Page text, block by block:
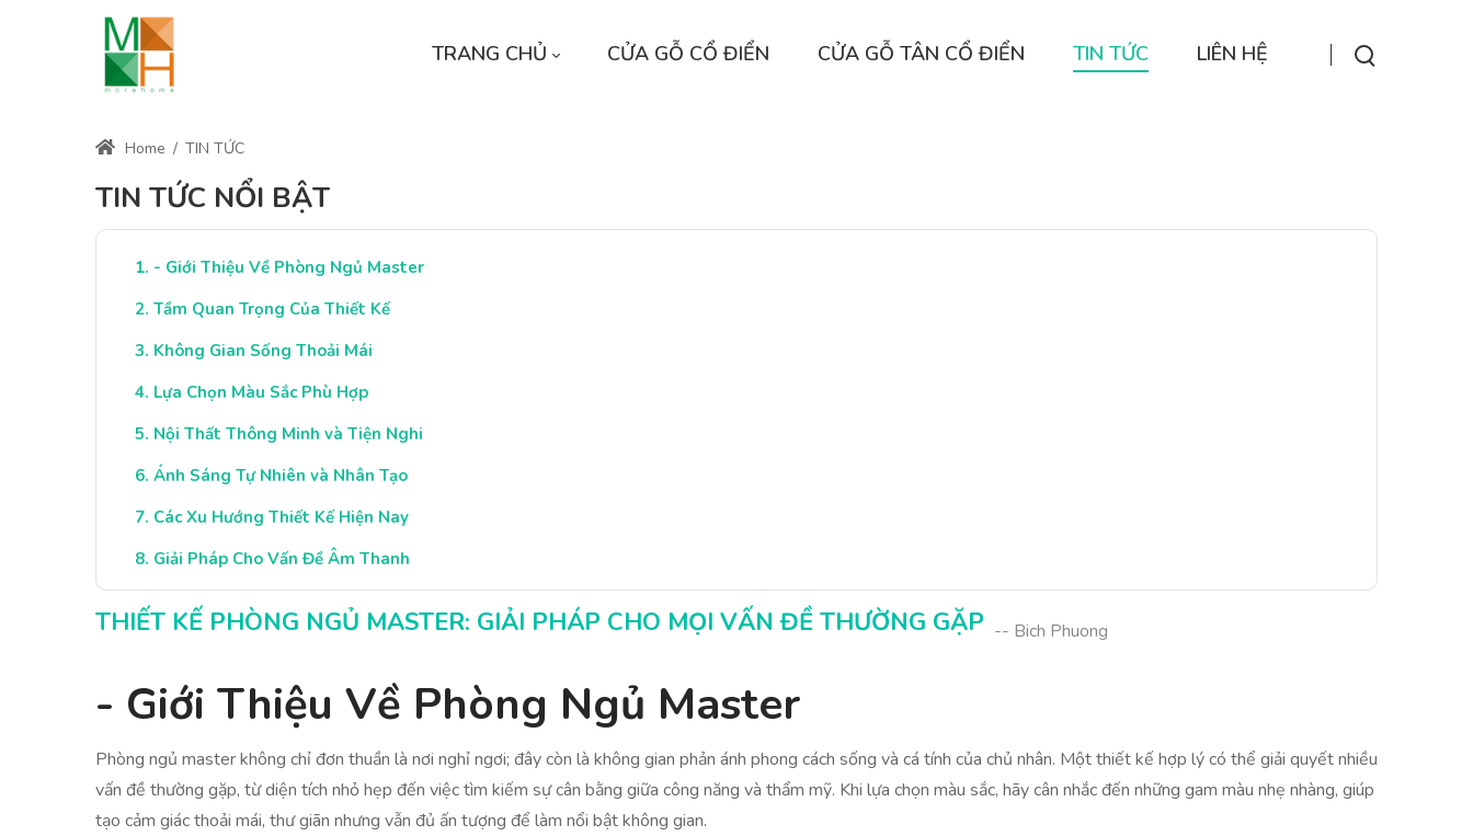
TRANG CHỦ CỬA GỖ CỔ ĐIỂN CỬA GỖ TÂN CỔ ĐIỂN TIN TỨC LIÊN HỆ
Home / TIN TỨC
TIN TỨC NỔI BẬT
- Giới Thiệu Về Phòng Ngủ Master
Tầm Quan Trọng Của Thiết Kế
Không Gian Sống Thoải Mái
Lựa Chọn Màu Sắc Phù Hợp
Nội Thất Thông Minh và Tiện Nghi
Ánh Sáng Tự Nhiên và Nhân Tạo
Các Xu Hướng Thiết Kế Hiện Nay
Giải Pháp Cho Vấn Đề Âm Thanh
Bảo Đảm Sự Riêng Tư và An Toàn
THIẾT KẾ PHÒNG NGỦ MASTER: GIẢI PHÁP CHO MỌI VẤN ĐỀ THƯỜNG GẶP -- Bich Phuong
- Giới Thiệu Về Phòng Ngủ Master
Phòng ngủ master không chỉ đơn thuần là nơi nghỉ ngơi; đây còn là không gian phản ánh phong cách sống và cá tính của chủ nhân. Một thiết kế hợp lý có thể giải quyết nhiều
vấn đề thường gặp, từ diện tích nhỏ hẹp đến việc tìm kiếm sự cân bằng giữa công năng và thẩm mỹ. Khi lựa chọn màu sắc, hãy cân nhắc đến những gam màu nhẹ nhàng, giúp
tạo cảm giác thoải mái, thư giãn nhưng vẫn đủ ấn tượng để làm nổi bật không gian.